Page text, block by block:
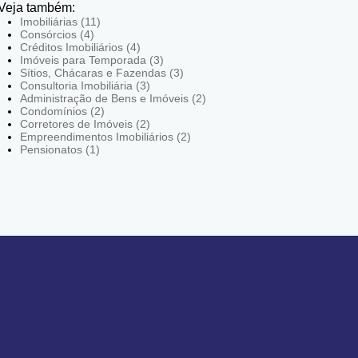
também:
Imobiliárias (11)
Consórcios (4)
Créditos Imobiliários (4)
Imóveis para Temporada (3)
Sítios, Chácaras e Fazendas (3)
Consultoria Imobiliária (3)
Administração de Bens e Imóveis (2)
Condomínios (2)
Corretores de Imóveis (2)
Empreendimentos Imobiliários (2)
Pensionatos (1)